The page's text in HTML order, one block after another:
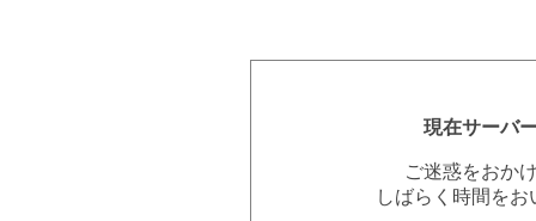
現在サーバ
ご迷惑をおか
しばらく時間を